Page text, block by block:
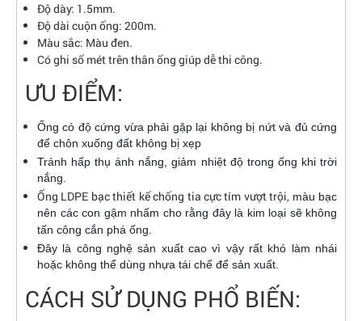
Độ dày: 1.5mm.
Độ dài cuộn ống: 200m.
Màu sắc: Màu đen.
Có ghi số mét trên thân ống giúp dễ thi công.
ƯU ĐIỂM:
Ống có độ cứng vừa phải gặp lại không bị nứt và đủ cứng
để chôn xuống đất không bị xẹp
Tránh hấp thụ ánh nắng, giảm nhiệt độ trong ống khi trời
nắng.
Ống LDPE bạc thiết kế chống tia cực tím vượt trội, màu bạc
nên các con gậm nhấm cho rằng đây là kim loại sẽ không
tấn công cắn phá ống.
Đây là công nghệ sản xuất cao vì vậy rất khó làm nhái
hoặc không thể dùng nhựa tái chế để sản xuất.
CÁCH SỬ DỤNG PHỔ BIẾN: